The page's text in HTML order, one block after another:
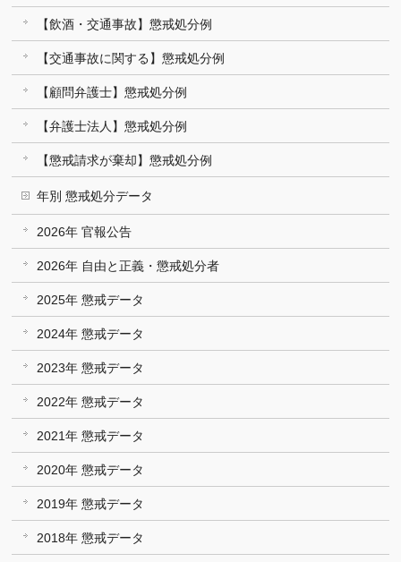
【飲酒・交通事故】懲戒処分例
【交通事故に関する】懲戒処分例
【顧問弁護士】懲戒処分例
【弁護士法人】懲戒処分例
【懲戒請求が棄却】懲戒処分例
年別 懲戒処分データ
2026年 官報公告
2026年 自由と正義・懲戒処分者
2025年 懲戒データ
2024年 懲戒データ
2023年 懲戒データ
2022年 懲戒データ
2021年 懲戒データ
2020年 懲戒データ
2019年 懲戒データ
2018年 懲戒データ